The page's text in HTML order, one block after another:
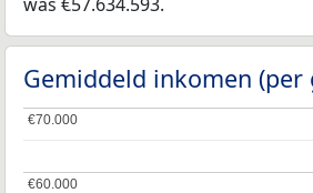
was €57.634.593.
Gemiddeld inkomen (per
€60.000
€60.000
€70.000
€70.000